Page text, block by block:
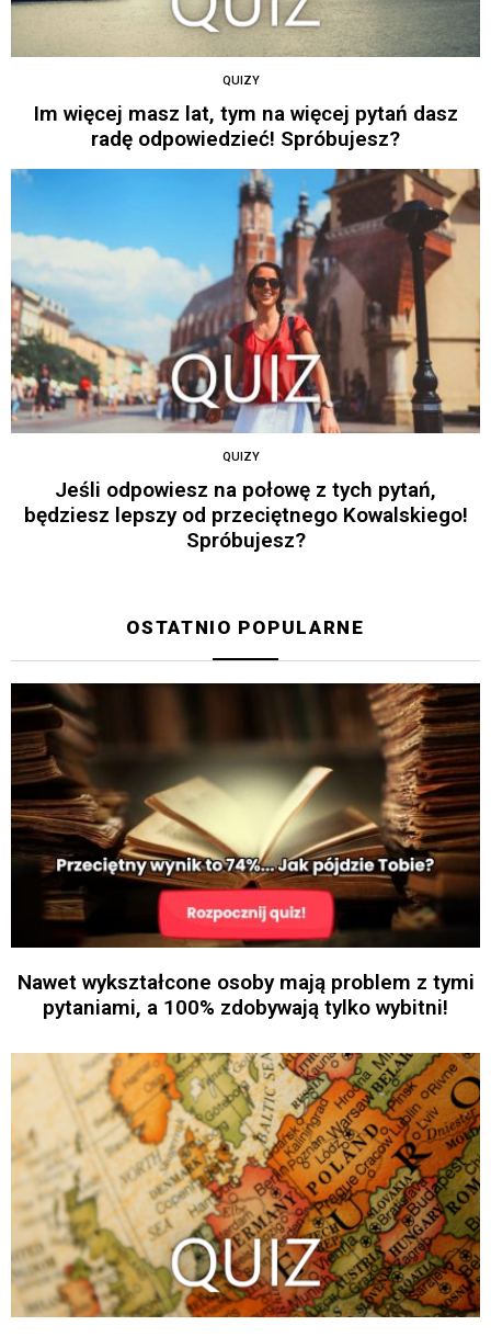
QUIZY
Im więcej masz lat, tym na więcej pytań dasz
radę odpowiedzieć! Spróbujesz?
QUIZY
Jeśli odpowiesz na połowę z tych pytań,
będziesz lepszy od przeciętnego Kowalskiego!
Spróbujesz?
OSTATNIO POPULARNE
Nawet wykształcone osoby mają problem z tymi
pytaniami, a 100% zdobywają tylko wybitni!